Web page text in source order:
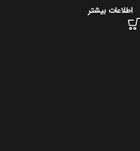
اطلاعات بیشتر